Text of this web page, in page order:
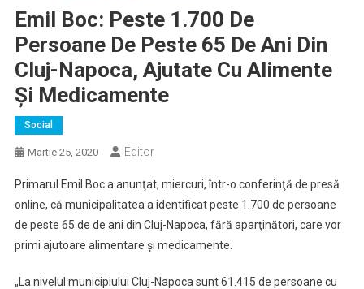
Emil Boc: Peste 1.700 De
Persoane De Peste 65 De Ani Din
Cluj-Napoca, Ajutate Cu Alimente
Şi Medicamente
Social
Martie 25, 2020 Editor
Primarul Emil Boc a anunţat, miercuri, într-o conferinţă de presă
online, că municipalitatea a identificat peste 1.700 de persoane
de peste 65 de de ani din Cluj-Napoca, fără aparţinători, care vor
primi ajutoare alimentare şi medicamente.
„La nivelul municipiului Cluj-Napoca sunt 61.415 de persoane cu